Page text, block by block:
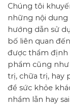
Chúng tôi
những nội dung
hướng dẫn sử
bố liên quan
được thẩm định
phẩm cũng
trị, chữa trị, hay
đề sức khỏe
nhầm lẫn hay